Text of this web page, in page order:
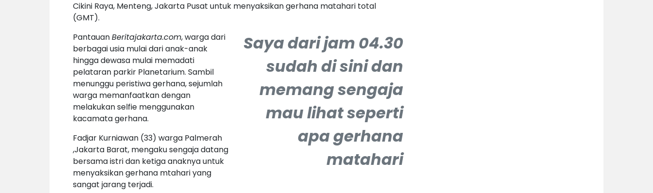
Cikini Raya, Menteng, Jakarta Pusat untuk menyaksikan gerhana matahari total
(GMT).
Saya dari jam 04.30
sudah di sini dan
memang sengaja
mau lihat seperti
apa gerhana
matahari
PantauanBeritajakarta.com, warga dari
berbagai usia mulai dari anak-anak
hingga dewasa mulai memadati
pelataran parkir Planetarium. Sambil
menunggu peristiwa gerhana, sejumlah
warga memanfaatkan dengan
melakukan selfie menggunakan
kacamata gerhana.
Fadjar Kurniawan (33) warga Palmerah
,Jakarta Barat, mengaku sengaja datang
bersama istri dan ketiga anaknya untuk
menyaksikan gerhana mtahari yang
sangat jarang terjadi.